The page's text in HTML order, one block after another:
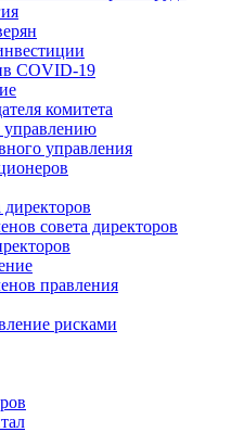
COVID‑19
комитета
управлению
управления
директоров
совета директоров
правления
рисками